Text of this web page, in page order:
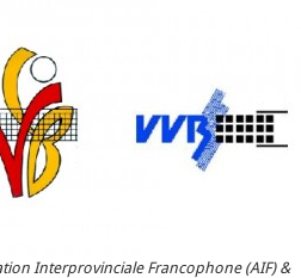
Interprovinciale Francophone (AIF) &